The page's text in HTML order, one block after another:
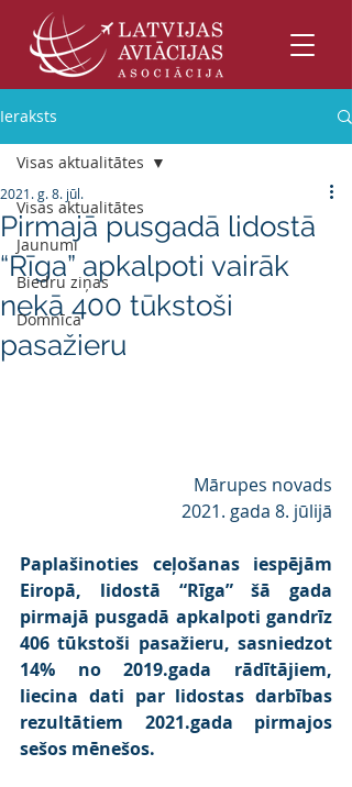
Ieraksts
Visas aktualitātes
Jaunumi
Biedru ziņas
Domnīca
Visas aktualitātes
Pirmajā pusgadā lidostā
“Rīga” apkalpoti vairāk
nekā 400 tūkstoši
pasažieru
2021. g. 8. jūl.
Mārupes novads
2021. gada 8. jūlijā
Paplašinoties ceļošanas iespējām
Eiropā, lidostā “Rīga” šā gada
pirmajā pusgadā apkalpoti gandrīz
406 tūkstoši pasažieru, sasniedzot
14% no 2019.gada rādītājiem,
liecina dati par lidostas darbības
rezultātiem 2021.gada pirmajos
sešos mēnešos.